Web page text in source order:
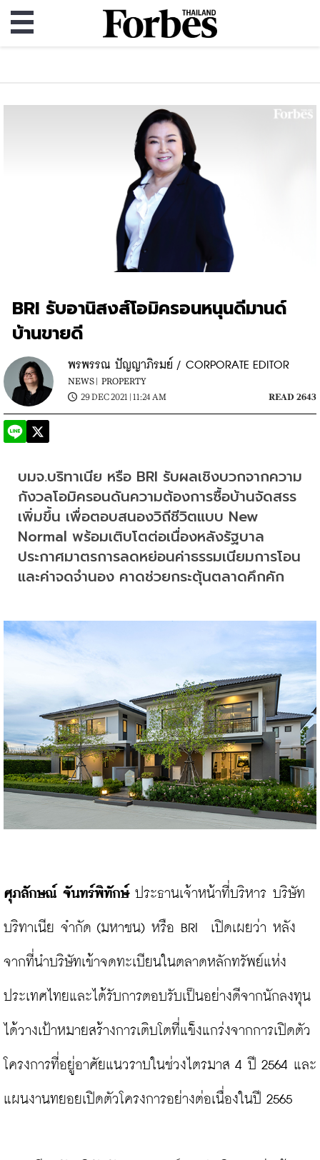
BRI รับอานิสงส์โอมิครอนหนุนดีมานด์
บ้านขายดี
พรพรรณ ปัญญาภิรมย์ / CORPORATE EDITOR
NEWS | PROPERTY
29 DEC 2021 | 11:24 AM
READ 2643
บมจ.บริทาเนีย หรือ BRI รับผลเชิงบวกจากความ
กังวลโอมิครอนดันความต้องการซื้อบ้านจัดสรร
เพิ่มขึ้น เพื่อตอบสนองวิถีชีวิตแบบ New
Normal พร้อมเติบโตต่อเนื่องหลังรัฐบาล
ประกาศมาตรการลดหย่อนค่าธรรมเนียมการโอน
และค่าจดจำนอง คาดช่วยกระตุ้นตลาดคึกคัก
ศุภลักษณ์ จันทร์พิทักษ์ ประธานเจ้าหน้าที่บริหาร บริษัท
บริทาเนีย จำกัด (มหาชน) หรือ BRI  เปิดเผยว่า หลัง
จากที่นำบริษัทเข้าจดทะเบียนในตลาดหลักทรัพย์แห่ง
ประเทศไทยและได้รับการตอบรับเป็นอย่างดีจากนักลงทุน
ได้วางเป้าหมายสร้างการเติบโตที่แข็งแกร่งจากการเปิดตัว
โครงการที่อยู่อาศัยแนวราบในช่วงไตรมาส 4 ปี 2564 และ
แผนงานทยอยเปิดตัวโครงการอย่างต่อเนื่องในปี 2565